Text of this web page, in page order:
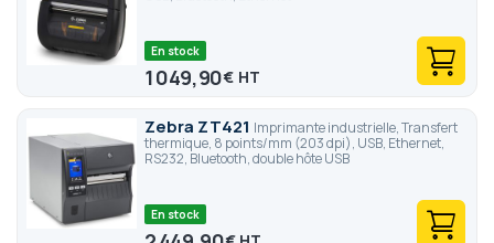
En stock
1 049,90€
Zebra ZT421 Imprimante industrielle, Transfert
thermique, 8 points/mm (203 dpi), USB, Ethernet,
RS232, Bluetooth, double hôte USB
En stock